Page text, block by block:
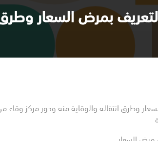
بمرض السعار وطرق
وطرق انتقاله والوقاية منه ودور مركز وقاء